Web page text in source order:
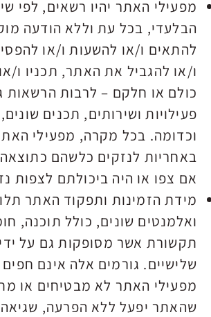
מפעילי האתר יהיו רשאים, לפי
הבלעדי, בכל עת וללא הודעה
להתאים ו/או להשעות ו/או
ו/או להגביל את האתר, תכניו ו/
כולם או חלקם – לרבות הרשאות
פעילויות ושירותים, תכנים
וכדומה. בכל מקרה, מפעילי
באחריות לנזקים כלשהם
אם צפו או היה ביכולתם לצפות
מידת הזמינות ותפקוד האתר
ואלמנטים שונים, כולל תוכנה,
תקשורת אשר מסופקות גם על
שלישיים. גורמים אלה אינם
מפעילי האתר לא מבטיחים או
שהאתר יפעל ללא הפרעה, שגיאה